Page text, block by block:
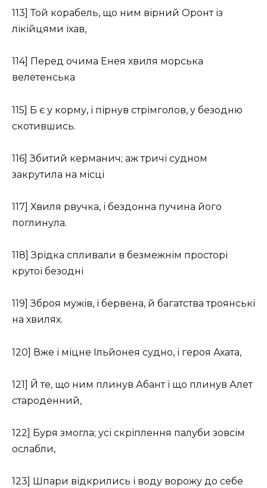
113] Той корабель, що ним вірний Оронт із
лікійцями їхав,
114] Перед очима Енея хвиля морська
велетенська
115] Б є у корму, і пірнув стрімголов, у безодню
скотившись.
116] Збитий керманич; аж тричі судном
закрутила на місці
117] Хвиля рвучка, і бездонна пучина його
поглинула.
118] Зрідка спливали в безмежнім просторі
крутої безодні
119] Зброя мужів, і бервена, й багатства троянські
на хвилях.
120] Вже і міцне Ільйонея судно, і героя Ахата,
121] Й те, що ним плинув Абант і що плинув Алет
староденний,
122] Буря змогла; усі скріплення палуби зовсім
ослабли,
123] Шпари відкрились і воду ворожу до себе